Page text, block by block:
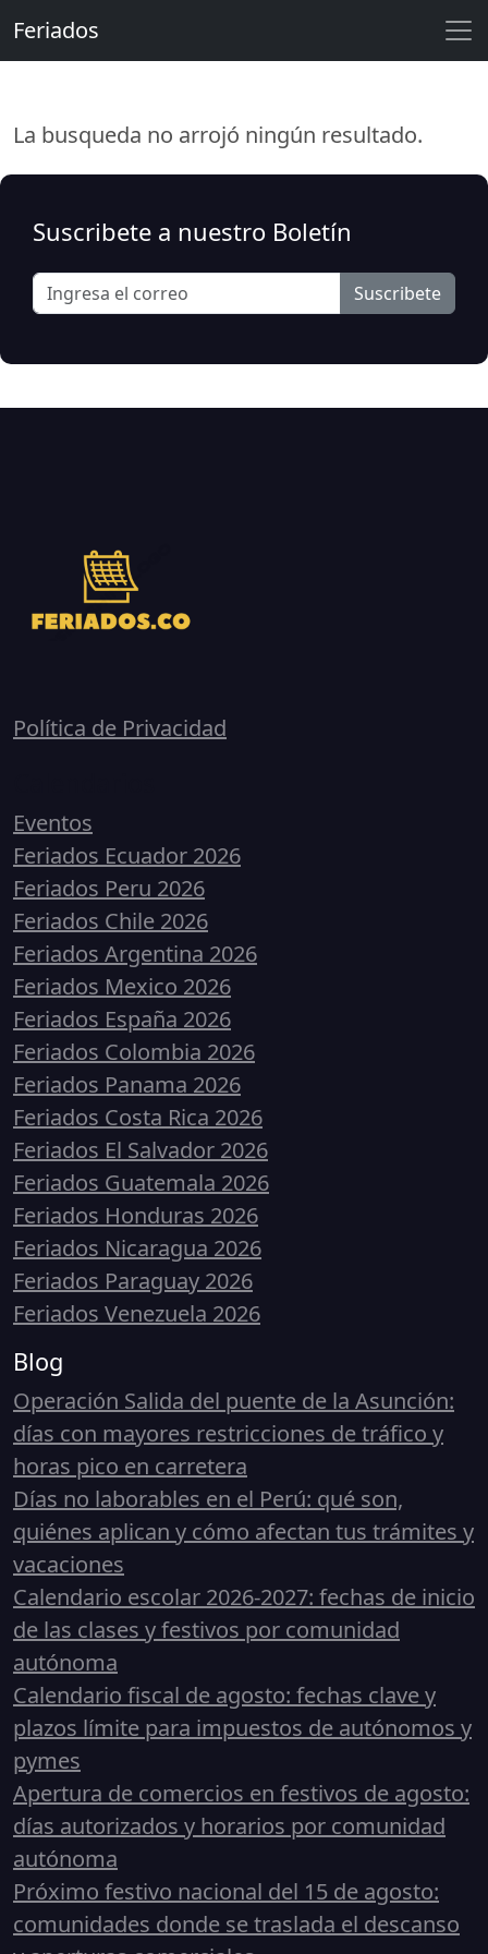
Feriados
La busqueda no arrojó ningún resultado.
Suscribete a nuestro Boletín
Suscribete
Política de Privacidad
Eventos
Feriados Ecuador 2026
Feriados Peru 2026
Feriados Chile 2026
Feriados Argentina 2026
Feriados Mexico 2026
Feriados España 2026
Feriados Colombia 2026
Feriados Panama 2026
Feriados Costa Rica 2026
Feriados El Salvador 2026
Feriados Guatemala 2026
Feriados Honduras 2026
Feriados Nicaragua 2026
Feriados Paraguay 2026
Feriados Venezuela 2026
Blog
Operación Salida del puente de la Asunción:
días con mayores restricciones de tráfico y
horas pico en carretera
Días no laborables en el Perú: qué son,
quiénes aplican y cómo afectan tus trámites y
vacaciones
Calendario escolar 2026-2027: fechas de inicio
de las clases y festivos por comunidad
autónoma
Calendario fiscal de agosto: fechas clave y
plazos límite para impuestos de autónomos y
pymes
Apertura de comercios en festivos de agosto:
días autorizados y horarios por comunidad
autónoma
Próximo festivo nacional del 15 de agosto:
comunidades donde se traslada el descanso